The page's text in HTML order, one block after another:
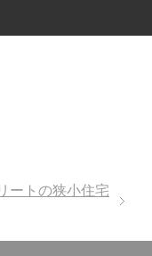
ートの狭小住宅